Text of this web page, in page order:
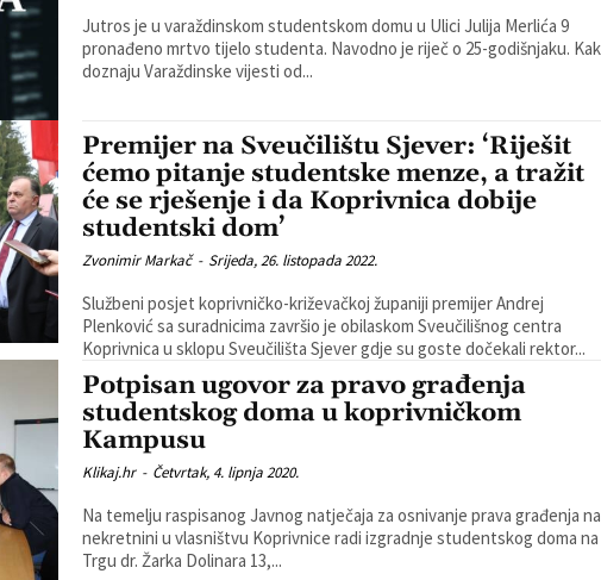
Jutros je u varaždinskom studentskom domu u Ulici Julija Merlića 9
pronađeno mrtvo tijelo studenta. Navodno je riječ o 25-godišnjaku. Kako
doznaju Varaždinske vijesti od...
Premijer na Sveučilištu Sjever: ‘Riješit
ćemo pitanje studentske menze, a tražit
će se rješenje i da Koprivnica dobije
studentski dom’
Zvonimir Markač - Srijeda, 26. listopada 2022.
Službeni posjet koprivničko-križevačkoj županiji premijer Andrej
Plenković sa suradnicima završio je obilaskom Sveučilišnog centra
Koprivnica u sklopu Sveučilišta Sjever gdje su goste dočekali rektor...
Potpisan ugovor za pravo građenja
studentskog doma u koprivničkom
Kampusu
Klikaj.hr - Četvrtak, 4. lipnja 2020.
Na temelju raspisanog Javnog natječaja za osnivanje prava građenja na
nekretnini u vlasništvu Koprivnice radi izgradnje studentskog doma na
Trgu dr. Žarka Dolinara 13,...